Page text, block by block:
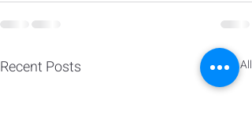
Recent Posts See All